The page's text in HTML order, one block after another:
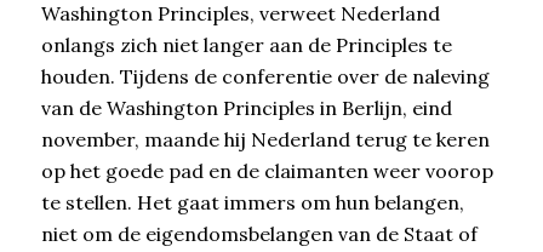
Washington Principles, verweet Nederland
onlangs zich niet langer aan de Principles te
houden. Tijdens de conferentie over de naleving
van de Washington Principles in Berlijn, eind
november, maande hij Nederland terug te keren
op het goede pad en de claimanten weer voorop
te stellen. Het gaat immers om hun belangen,
niet om de eigendomsbelangen van de Staat of